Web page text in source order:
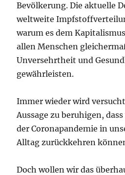
Bevölkerung. Die aktuelle
weltweite
warum es dem
allen Menschen
Unversehrtheit und
gewährleisten.
Immer wieder wird
Aussage zu beruhigen,
der Coronapandemie in
Alltag zurückkehren
Doch wollen wir das